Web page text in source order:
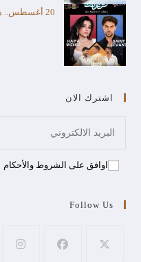
20 أغسطس.. هيفاء وهبي تحيي حفلا غنائيا في السعودية
اشترك الان
اوافق على الشروط والأحكام
Follow Us